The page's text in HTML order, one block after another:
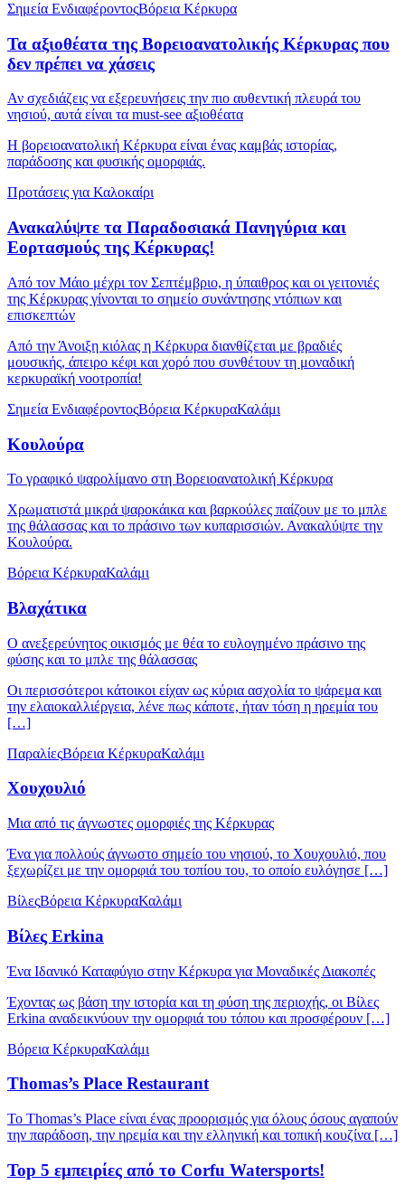
Σημεία ΕνδιαφέροντοςΒόρεια Κέρκυρα
Τα αξιοθέατα της Βορειοανατολικής Κέρκυρας που
δεν πρέπει να χάσεις
Αν σχεδιάζεις να εξερευνήσεις την πιο αυθεντική πλευρά του
νησιού, αυτά είναι τα must-see αξιοθέατα
Η βορειοανατολική Κέρκυρα είναι ένας καμβάς ιστορίας,
παράδοσης και φυσικής ομορφιάς.
Προτάσεις για Καλοκαίρι
Ανακαλύψτε τα Παραδοσιακά Πανηγύρια και
Εορτασμούς της Κέρκυρας!
Από τον Μάιο μέχρι τον Σεπτέμβριο, η ύπαιθρος και οι γειτονιές
της Κέρκυρας γίνονται το σημείο συνάντησης ντόπιων και
επισκεπτών
Από την Άνοιξη κιόλας η Κέρκυρα διανθίζεται με βραδιές
μουσικής, άπειρο κέφι και χορό που συνθέτουν τη μοναδική
κερκυραϊκή νοοτροπία!
Σημεία ΕνδιαφέροντοςΒόρεια ΚέρκυραΚαλάμι
Κουλούρα
Το γραφικό ψαρολίμανο στη Βορειοανατολική Κέρκυρα
Χρωματιστά μικρά ψαροκάικα και βαρκούλες παίζουν με το μπλε
της θάλασσας και το πράσινο των κυπαρισσιών. Ανακαλύψτε την
Κουλούρα.
Βόρεια ΚέρκυραΚαλάμι
Βλαχάτικα
Ο ανεξερεύνητος οικισμός με θέα το ευλογημένο πράσινο της
φύσης και το μπλε της θάλασσας
Οι περισσότεροι κάτοικοι είχαν ως κύρια ασχολία το ψάρεμα και
την ελαιοκαλλιέργεια, λένε πως κάποτε, ήταν τόση η ηρεμία του
[…]
ΠαραλίεςΒόρεια ΚέρκυραΚαλάμι
Χουχουλιό
Μια από τις άγνωστες ομορφιές της Κέρκυρας
Ένα για πολλούς άγνωστο σημείο του νησιού, το Χουχουλιό, που
ξεχωρίζει με την ομορφιά του τοπίου του, το οποίο ευλόγησε […]
ΒίλεςΒόρεια ΚέρκυραΚαλάμι
Βίλες Erkina
Ένα Ιδανικό Καταφύγιο στην Κέρκυρα για Μοναδικές Διακοπές
Έχοντας ως βάση την ιστορία και τη φύση της περιοχής, οι Βίλες
Erkina αναδεικνύουν την ομορφιά του τόπου και προσφέρουν […]
Βόρεια ΚέρκυραΚαλάμι
Thomas’s Place Restaurant
Το Thomas’s Place είναι ένας προορισμός για όλους όσους αγαπούν
την παράδοση, την ηρεμία και την ελληνική και τοπική κουζίνα […]
Top 5 εμπειρίες από το Corfu Watersports!